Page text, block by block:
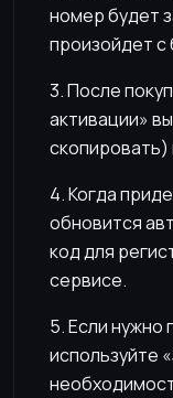
номер будет
произойдет с
3. После
активации»
4. Когда
обновится
код для
сервисе.
5. Если нужно
используйте